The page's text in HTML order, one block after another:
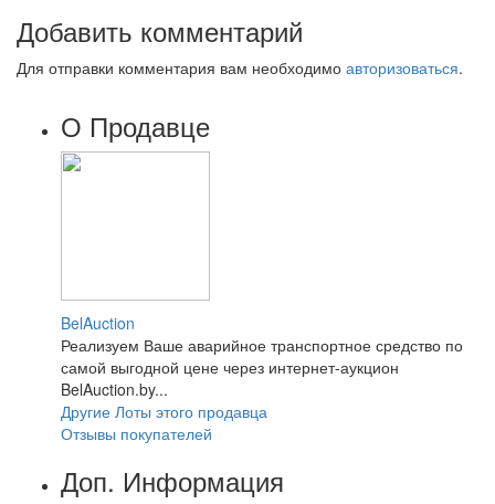
Добавить комментарий
Для отправки комментария вам необходимо авторизоваться.
О Продавце
BelAuction
Реализуем Ваше аварийное транспортное средство по
самой выгодной цене через интернет-аукцион
BelAuction.by...
Другие Лоты этого продавца
Отзывы покупателей
Доп. Информация